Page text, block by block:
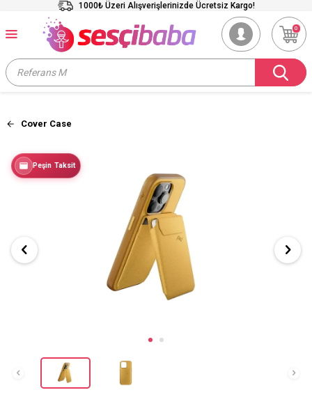
1000₺ Üzeri Alışverişlerinizde Ücretsiz Kargo!
0
Cover Case
Peşin Taksit